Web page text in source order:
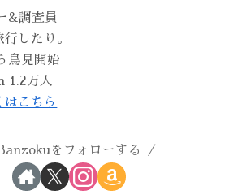
&調査員
したり。
鳥見開始
1.2万人
はこちら
Banzokuをフォローする